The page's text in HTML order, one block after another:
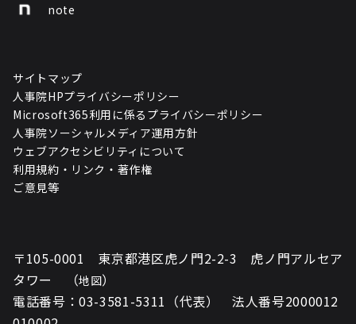
note
サイトマップ
人事院HPプライバシーポリシー
Microsoft365利用に係るプライバシーポリシー
人事院ソーシャルメディア運用方針
ウェブアクセシビリティについて
利用規約・リンク・著作権
ご意見等
〒105-0001 東京都港区虎ノ門2-2-3 虎ノ門アルセア
タワー （地図）
電話番号：03-3581-5311（代表） 法人番号2000012